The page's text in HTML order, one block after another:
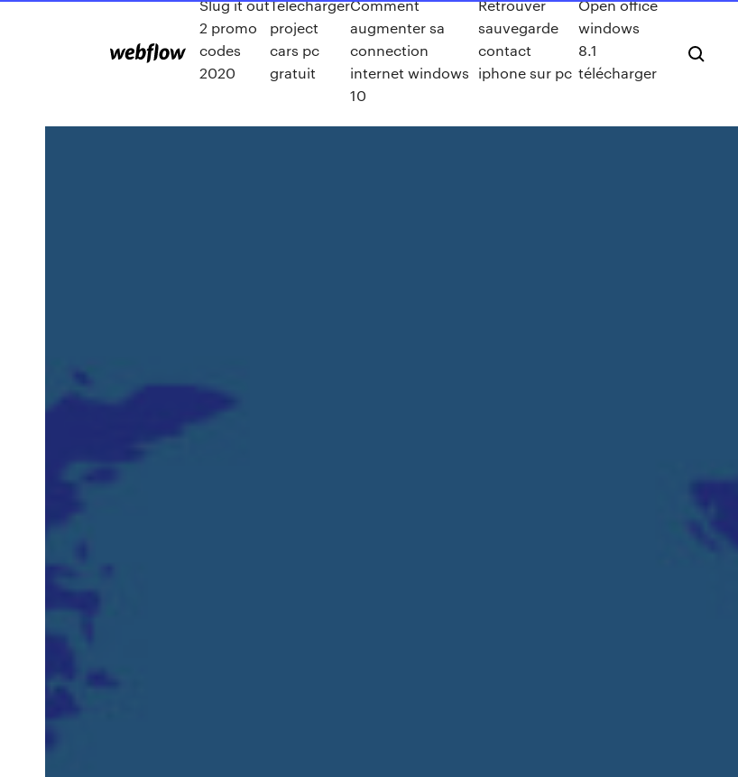
Slug it out
2 promo
codes
2020
Telecharger
project
cars pc
gratuit
Comment
augmenter sa
connection
internet windows
10
Retrouver
sauvegarde
contact
iphone sur pc
Open office
windows
8.1
télécharger